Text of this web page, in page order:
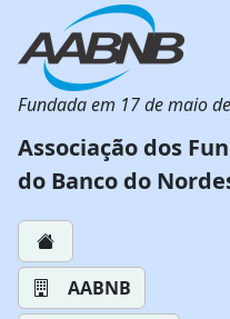
Fundada em 17 de maio
Associação dos
do Banco do
AABNB